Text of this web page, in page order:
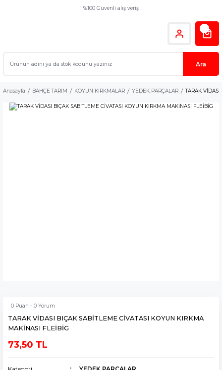
%100 Güvenli alış veriş
Ara
Anasayfa BAHÇE TARIM KOYUN KIRKMALAR YEDEK PARÇALAR TARAK
0 Puan - 0 Yorum
TARAK VİDASI BIÇAK SABİTLEME CİVATASI KOYUN KIRKMA
MAKİNASI FLEİBİG
73,50 TL